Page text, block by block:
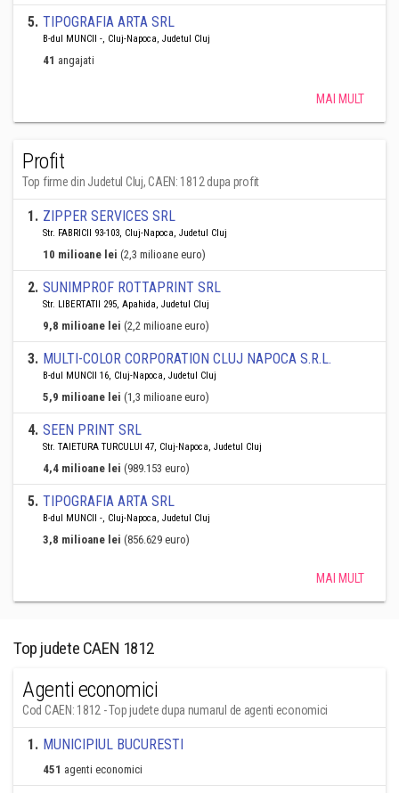
5. TIPOGRAFIA ARTA SRL
B-dul MUNCII -, Cluj-Napoca, Judetul Cluj
41 angajati
MAI MULT
Profit
Top firme din Judetul Cluj, CAEN: 1812 dupa profit
1. ZIPPER SERVICES SRL
Str. FABRICII 93-103, Cluj-Napoca, Judetul Cluj
10 milioane lei (2,3 milioane euro)
2. SUNIMPROF ROTTAPRINT SRL
Str. LIBERTATII 295, Apahida, Judetul Cluj
9,8 milioane lei (2,2 milioane euro)
3. MULTI-COLOR CORPORATION CLUJ NAPOCA S.R.L.
B-dul MUNCII 16, Cluj-Napoca, Judetul Cluj
5,9 milioane lei (1,3 milioane euro)
4. SEEN PRINT SRL
Str. TAIETURA TURCULUI 47, Cluj-Napoca, Judetul Cluj
4,4 milioane lei (989.153 euro)
5. TIPOGRAFIA ARTA SRL
B-dul MUNCII -, Cluj-Napoca, Judetul Cluj
3,8 milioane lei (856.629 euro)
MAI MULT
Top judete CAEN 1812
Agenti economici
Cod CAEN: 1812 - Top judete dupa numarul de agenti economici
1. MUNICIPIUL BUCURESTI
451 agenti economici